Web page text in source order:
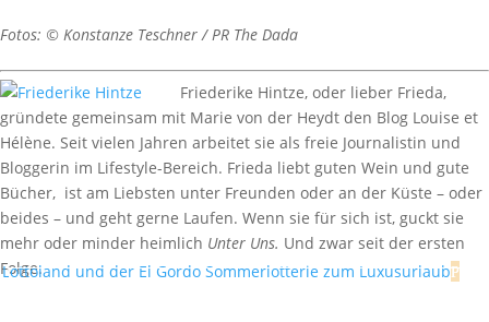
Fotos: © Konstanze Teschner / PR The Dada
Friederike Hintze, oder lieber Frieda,
gründete gemeinsam mit Marie von der Heydt den Blog Louise et
Hélène. Seit vielen Jahren arbeitet sie als freie Journalistin und
Bloggerin im Lifestyle-Bereich. Frieda liebt guten Wein und gute
Bücher, ist am Liebsten unter Freunden oder an der Küste – oder
beides – und geht gerne Laufen. Wenn sie für sich ist, guckt sie
mehr oder minder heimlich Unter Uns. Und zwar seit der ersten
Folge.